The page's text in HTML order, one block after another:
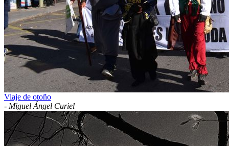
Viaje de otoño
- Miguel Ángel Curiel